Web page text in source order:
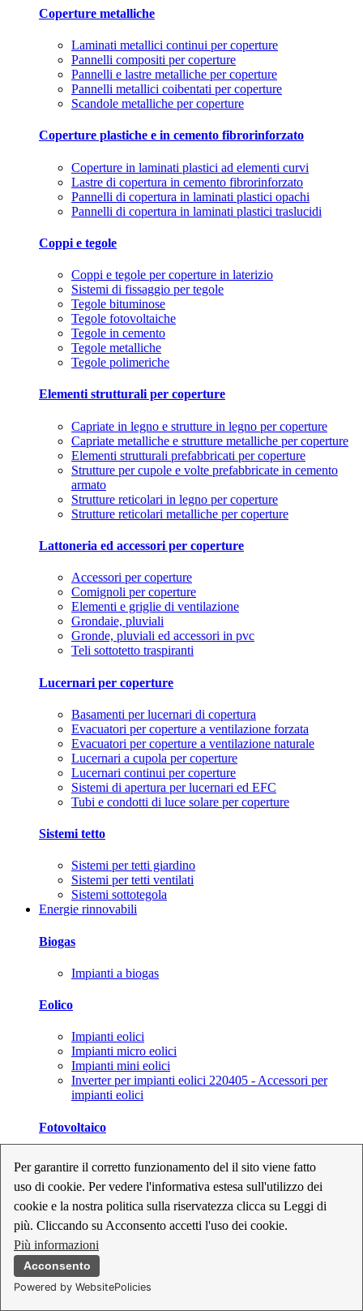
Per garantire il corretto funzionamento del il sito viene fatto
uso di cookie. Per vedere l'informativa estesa sull'utilizzo dei
cookie e la nostra politica sulla riservatezza clicca su Leggi di
più. Cliccando su Acconsento accetti l'uso dei cookie.
Più informazioni
Acconsento
Powered by WebsitePolicies
Coperture metalliche
Laminati metallici continui per coperture
Pannelli compositi per coperture
Pannelli e lastre metalliche per coperture
Pannelli metallici coibentati per coperture
Scandole metalliche per coperture
Coperture plastiche e in cemento fibrorinforzato
Coperture in laminati plastici ad elementi curvi
Lastre di copertura in cemento fibrorinforzato
Pannelli di copertura in laminati plastici opachi
Pannelli di copertura in laminati plastici traslucidi
Coppi e tegole
Coppi e tegole per coperture in laterizio
Sistemi di fissaggio per tegole
Tegole bituminose
Tegole fotovoltaiche
Tegole in cemento
Tegole metalliche
Tegole polimeriche
Elementi strutturali per coperture
Capriate in legno e strutture in legno per coperture
Capriate metalliche e strutture metalliche per coperture
Elementi strutturali prefabbricati per coperture
Strutture per cupole e volte prefabbricate in cemento
armato
Strutture reticolari in legno per coperture
Strutture reticolari metalliche per coperture
Lattoneria ed accessori per coperture
Accessori per coperture
Comignoli per coperture
Elementi e griglie di ventilazione
Grondaie, pluviali
Gronde, pluviali ed accessori in pvc
Teli sottotetto traspiranti
Lucernari per coperture
Basamenti per lucernari di copertura
Evacuatori per coperture a ventilazione forzata
Evacuatori per coperture a ventilazione naturale
Lucernari a cupola per coperture
Lucernari continui per coperture
Sistemi di apertura per lucernari ed EFC
Tubi e condotti di luce solare per coperture
Sistemi tetto
Sistemi per tetti giardino
Sistemi per tetti ventilati
Sistemi sottotegola
Energie rinnovabili
Biogas
Impianti a biogas
Eolico
Impianti eolici
Impianti micro eolici
Impianti mini eolici
Inverter per impianti eolici 220405 - Accessori per
impianti eolici
Fotovoltaico
Inverter per impianti fotovoltaici
Kit per impianti fotovoltaici
Moduli fotovoltaici
Sistemi di monitoraggio per impianti fotovoltaici
Strumenti di collaudo e configurazione per impianti
fotovoltaici
Supporti per impianti fotovoltaici
Geotermia